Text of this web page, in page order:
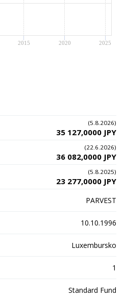
2015 2020 2025
(5.8.2026)
35 127,0000 JPY
(22.6.2026)
36 082,0000 JPY
(5.8.2025)
23 277,0000 JPY
PARVEST
10.10.1996
Luxembursko
1
Standard Fund